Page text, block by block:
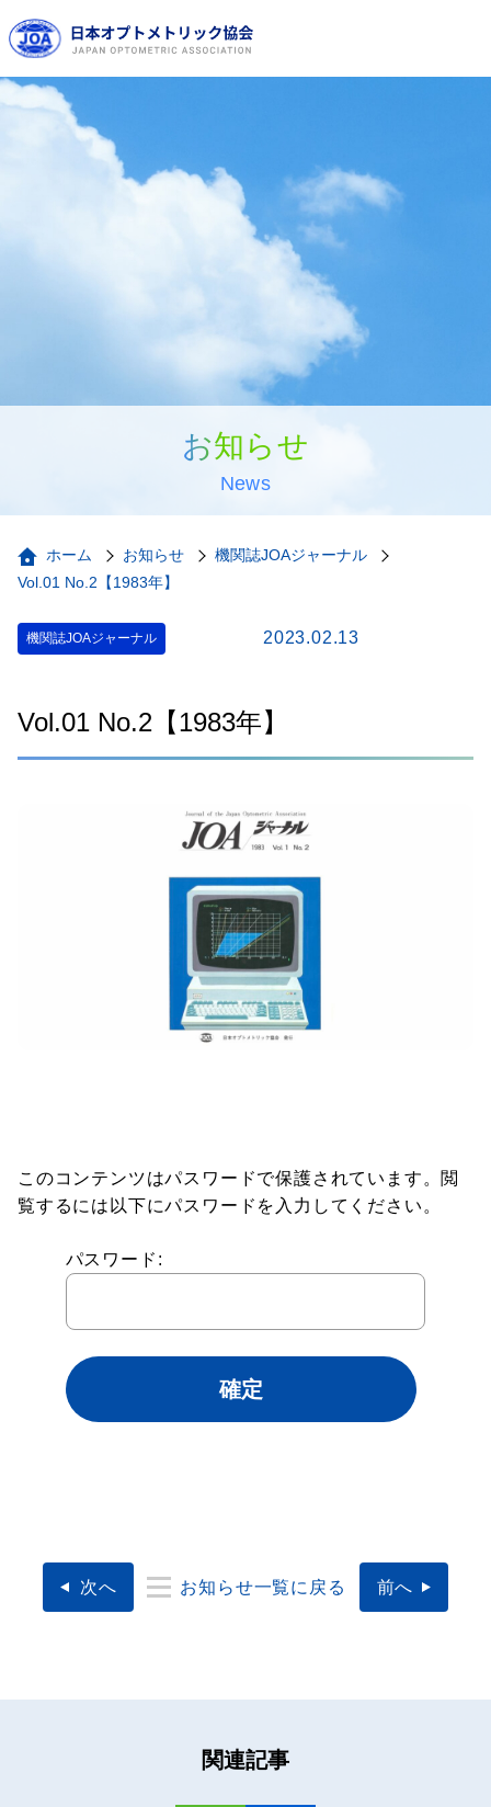
お知らせ
News
ホーム お知らせ
機関誌JOAジャーナル
Vol.01 No.2【1983年】
機関誌JOAジャーナル 2023.02.13
Vol.01 No.2【1983年】
このコンテンツはパスワードで保護されています。閲
覧するには以下にパスワードを入力してください。
パスワード:
次へ お知らせ一覧に戻る 前へ
関連記事